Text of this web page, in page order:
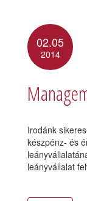
02.05
2014
Irodánk
készpénz- és
leányvállalat